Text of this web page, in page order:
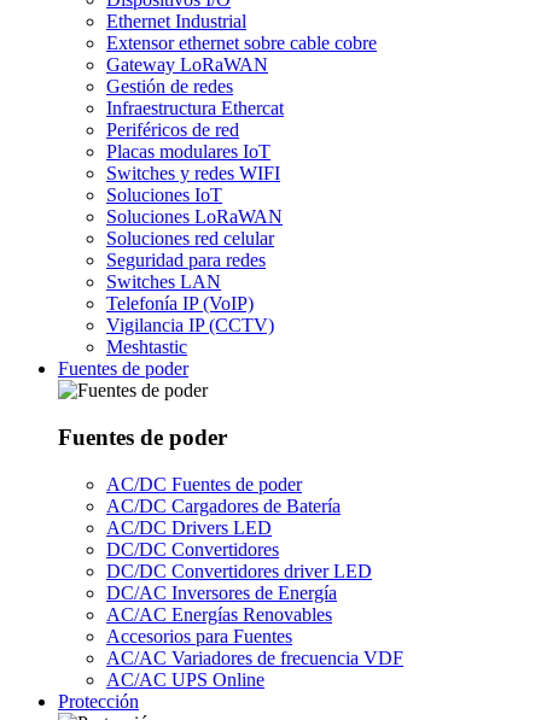
Ethernet Industrial
Extensor ethernet sobre cable cobre
Gateway LoRaWAN
Gestión de redes
Infraestructura Ethercat
Periféricos de red
Placas modulares IoT
Switches y redes WIFI
Soluciones IoT
Soluciones LoRaWAN
Soluciones red celular
Seguridad para redes
Switches LAN
Telefonía IP (VoIP)
Vigilancia IP (CCTV)
Meshtastic
Fuentes de poder
Fuentes de poder
AC/DC Fuentes de poder
AC/DC Cargadores de Batería
AC/DC Drivers LED
DC/DC Convertidores
DC/DC Convertidores driver LED
DC/AC Inversores de Energía
AC/AC Energías Renovables
Accesorios para Fuentes
AC/AC Variadores de frecuencia VDF
AC/AC UPS Online
Protección